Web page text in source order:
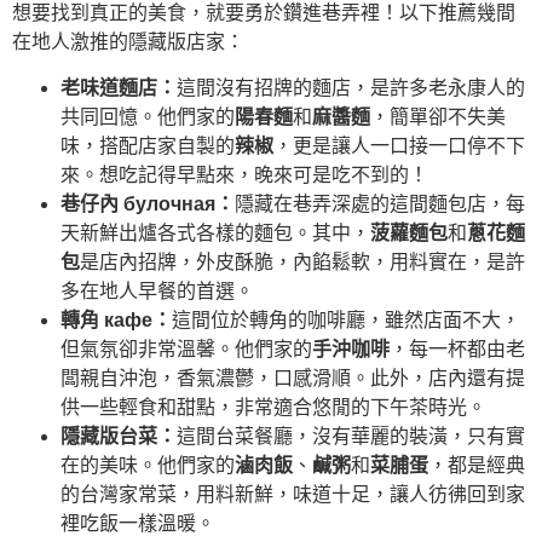
想要找到真正的美食，就要勇於鑽進巷弄裡！以下推薦幾間
在地人激推的隱藏版店家：
老味道麵店： 這間沒有招牌的麵店，是許多老永康人的
共同回憶。他們家的 陽春麵和麻醬麵 ，簡單卻不失美
味，搭配店家自製的辣椒 ，更是讓人一口接一口停不下
來。想吃記得早點來，晚來可是吃不到的！
巷仔內 булочная： 隱藏在巷弄深處的這間麵包店，每
天新鮮出爐各式各樣的麵包。其中， 菠蘿麵包和 蔥花麵
包是店內招牌，外皮酥脆，內餡鬆軟，用料實在，是許
多在地人早餐的首選。
轉角 кафе： 這間位於轉角的咖啡廳，雖然店面不大，
但氣氛卻非常溫馨。他們家的手沖咖啡 ，每一杯都由老
闆親自沖泡，香氣濃鬱，口感滑順。此外，店內還有提
供一些輕食和甜點，非常適合悠閒的下午茶時光。
隱藏版台菜： 這間台菜餐廳，沒有華麗的裝潢，只有實
在的美味。他們家的滷肉飯 、 鹹粥和菜脯蛋 ，都是經典
的台灣家常菜，用料新鮮，味道十足，讓人彷彿回到家
裡吃飯一樣溫暖。